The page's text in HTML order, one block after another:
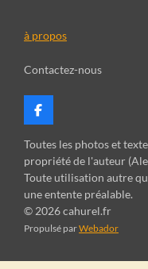
à propos
Contactez-nous
F
a
c
b
o
o
k
Toutes les photos et
propriété de l'auteur
Toute utilisation autre
une entente préalable.
© 2026 cahurel.fr
Propulsé parWebador